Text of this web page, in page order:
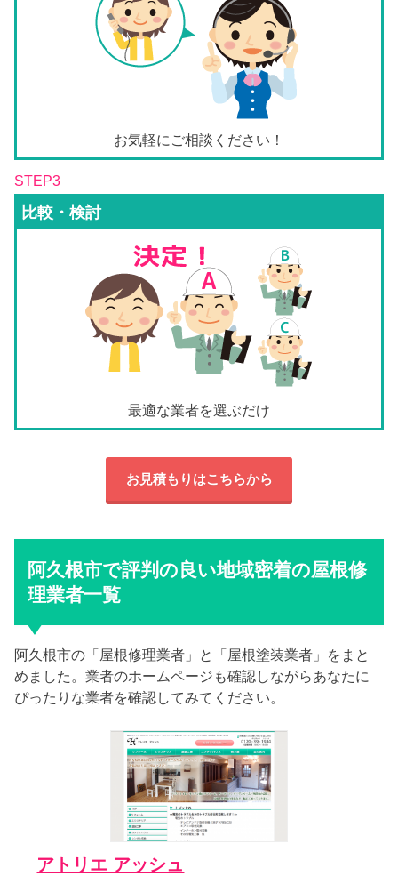
お気軽にご相談ください！
STEP3
比較・検討
最適な業者を選ぶだけ
お見積もりはこちらから
阿久根市で評判の良い地域密着の屋根修
理業者一覧
阿久根市の「屋根修理業者」と「屋根塗装業者」をまと
めました。業者のホームページも確認しながらあなたに
ぴったりな業者を確認してみてください。
アトリエ アッシュ